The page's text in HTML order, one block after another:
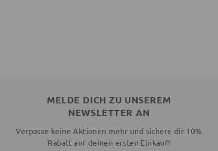
MELDE DICH ZU UNSEREM
NEWSLETTER AN
Verpasse keine Aktionen mehr und sichere dir 10%
Rabatt auf deinen ersten Einkauf!